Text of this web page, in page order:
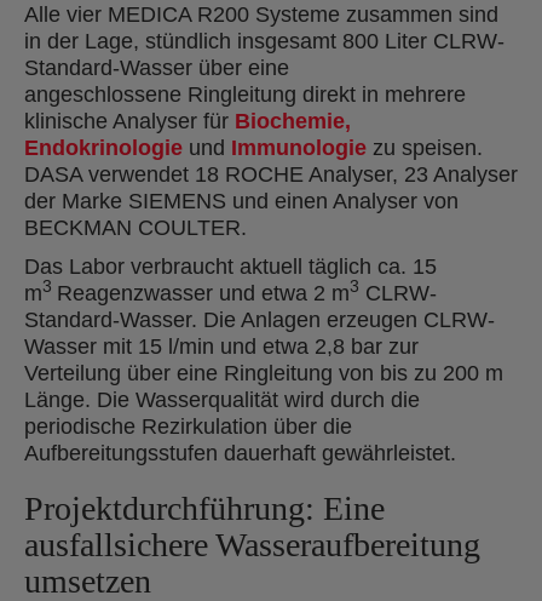
Alle vier MEDICA R200 Systeme zusammen sind
in der Lage, stündlich insgesamt 800 Liter CLRW-
Standard-Wasser über eine
angeschlossene Ringleitung direkt in mehrere
klinische Analyser für Biochemie,
Endokrinologie und Immunologie zu speisen.
DASA verwendet 18 ROCHE Analyser, 23 Analyser
der Marke SIEMENS und einen Analyser von
BECKMAN COULTER.
Das Labor verbraucht aktuell täglich ca. 15
m3 Reagenzwasser und etwa 2 m3 CLRW-
Standard-Wasser. Die Anlagen erzeugen CLRW-
Wasser mit 15 l/min und etwa 2,8 bar zur
Verteilung über eine Ringleitung von bis zu 200 m
Länge. Die Wasserqualität wird durch die
periodische Rezirkulation über die
Aufbereitungsstufen dauerhaft gewährleistet.
Projektdurchführung: Eine
ausfallsichere Wasseraufbereitung
umsetzen